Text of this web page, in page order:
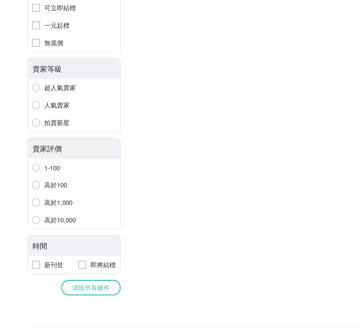
可立即結標
一元起標
無底價
賣家等級
超人氣賣家
人氣賣家
拍賣新星
賣家評價
1-100
高於100
高於1,000
高於10,000
時間
新刊登 即將結標
清除所有條件